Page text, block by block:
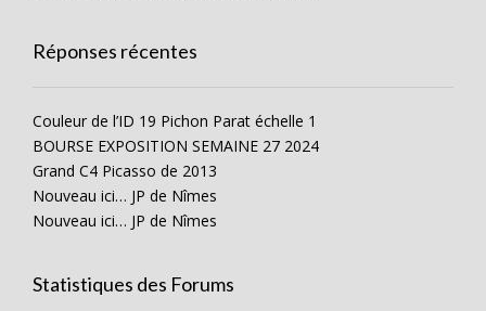
Réponses récentes
Couleur de l’ID 19 Pichon Parat échelle 1
BOURSE EXPOSITION SEMAINE 27 2024
Grand C4 Picasso de 2013
Nouveau ici… JP de Nîmes
Nouveau ici… JP de Nîmes
Statistiques des Forums